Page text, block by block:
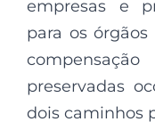
empresas e
para os
preservadas
dois caminhos